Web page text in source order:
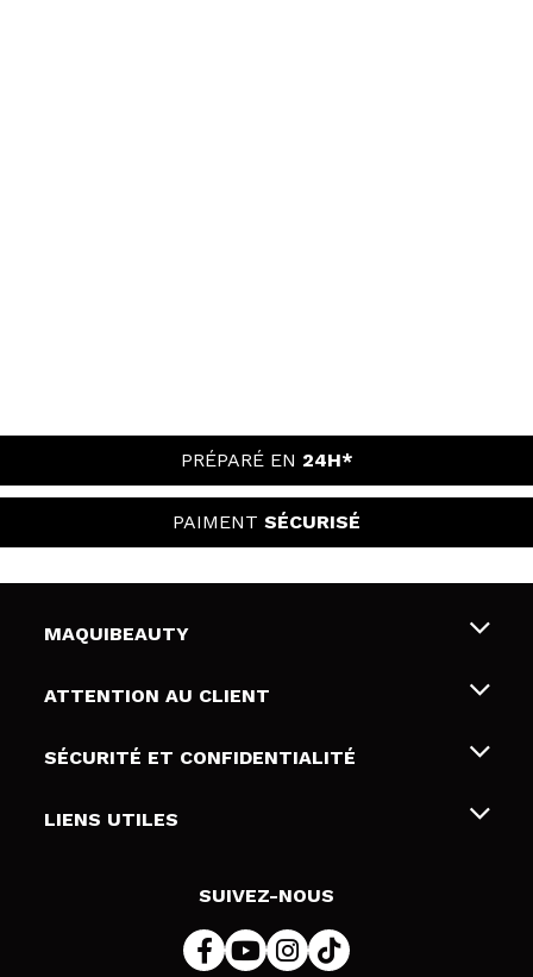
PRÉPARÉ EN 24H*
PAIMENT SÉCURISÉ
MAQUIBEAUTY
Qui sommes nous
Cartes-cadeaux
ATTENTION AU CLIENT
Livraison & retour
Modes de paiement
SÉCURITÉ ET CONFIDENTIALITÉ
Conditions et confidentialité
LIENS UTILES
SUIVEZ-NOUS